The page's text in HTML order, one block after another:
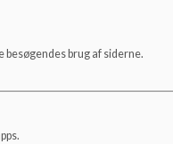
kan opfylde sin
af en vurdering af
brug af siderne.